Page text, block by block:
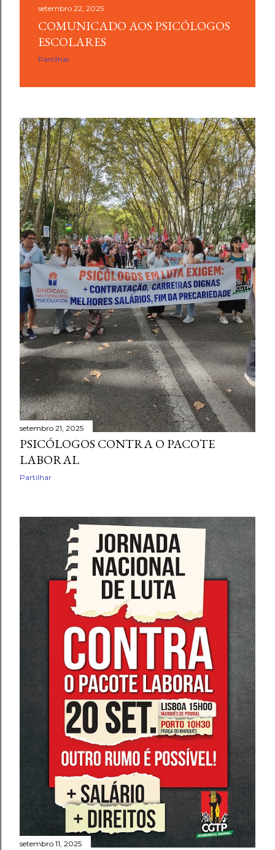
setembro 22, 2025
COMUNICADO AOS PSICÓLOGOS
ESCOLARES
Partilhar
setembro 21, 2025
PSICÓLOGOS CONTRA O PACOTE
LABORAL
Partilhar
setembro 11, 2025